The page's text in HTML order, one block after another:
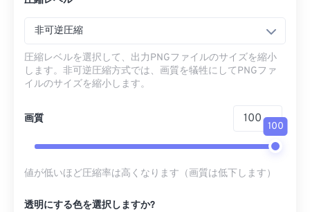
非可逆圧縮
圧縮レベルを選択して、出力PNGファイルのサイズを縮小
します。非可逆圧縮方式では、画質を犠牲にしてPNGファ
イルのサイズを縮小します。
画質
100
値が低いほど圧縮率は高くなります（画質は低下します）
透明にする色を選択しますか?